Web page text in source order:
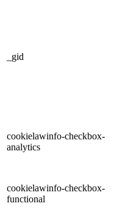
_gid
cookielawinfo-checkbox-
analytics
cookielawinfo-checkbox-
functional